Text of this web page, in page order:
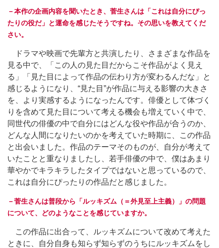
－本作の企画内容を聞いたとき、菅生さんは「これは⾃分にぴっ
たりの役だ」と運命を感じたそうですね。その思いを教えてくだ
さい。
ドラマや映画で先輩方と共演したり、さまざまな作品を
見る中で、「この人の見た目だからこそ作品がよく見え
る」「見た目によって作品の伝わり方が変わるんだな」と
感じるようになり、“見た目”が作品に与える影響の大きさ
を、より実感するようになったんです。俳優として体づく
りを含めて見た目について考える機会も増えていく中で、
同世代の俳優の中で自分にはどんな役や作品が合うのか、
どんな人間になりたいのかを考えていた時期に、この作品
と出会いました。作品のテーマそのものが、自分が考えて
いたことと重なりましたし、若手俳優の中で、僕はあまり
華やかでキラキラしたタイプではないと思っているので、
これは自分にぴったりの作品だと感じました。
－菅生さんは普段から「ルッキズム（＝外見至上主義）」の問題
について、どのようなことを感じていますか。
この作品に出合って、ルッキズムについて改めて考えた
ときに、自分自身も知らず知らずのうちにルッキズムをし